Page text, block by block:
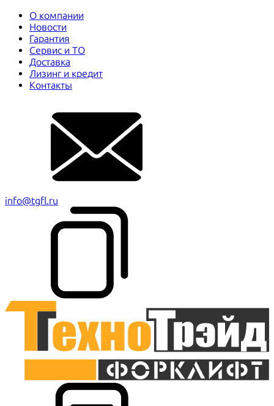
О компании
Новости
Гарантия
Сервис и ТО
Доставка
Лизинг и кредит
Контакты
info@tgfl.ru